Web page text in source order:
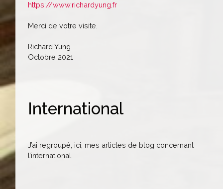
https://www.richardyung.fr
Merci de votre visite.
Richard Yung
Octobre 2021
International
J’ai regroupé, ici, mes articles de blog concernant
l’international.